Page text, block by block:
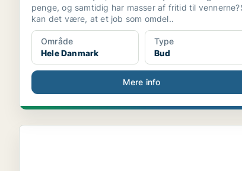
penge, og samtidig har masser af fritid til
kan det være, at et job som omdel..
Område
Hele Danmark
Type
Bud
Mere info